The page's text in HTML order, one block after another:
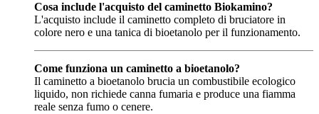
Cosa include l'acquisto del caminetto Biokamino?
L'acquisto include il caminetto completo di bruciatore in
colore nero e una tanica di bioetanolo per il funzionamento.
Come funziona un caminetto a bioetanolo?
Il caminetto a bioetanolo brucia un combustibile ecologico
liquido, non richiede canna fumaria e produce una fiamma
reale senza fumo o cenere.